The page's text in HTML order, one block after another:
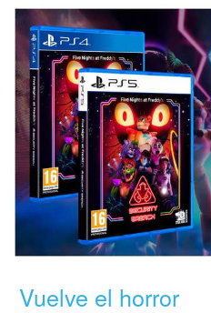
Vuelve el horror